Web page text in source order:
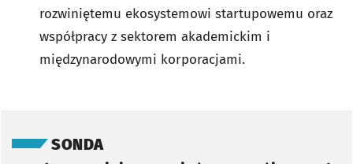
rozwiniętemu ekosystemowi startupowemu oraz
współpracy z sektorem akademickim i
międzynarodowymi korporacjami.
SONDA